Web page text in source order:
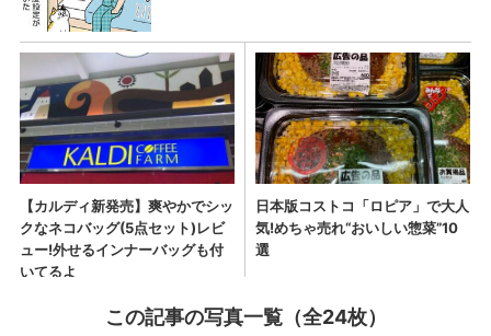
この記事の写真一覧（全24枚）